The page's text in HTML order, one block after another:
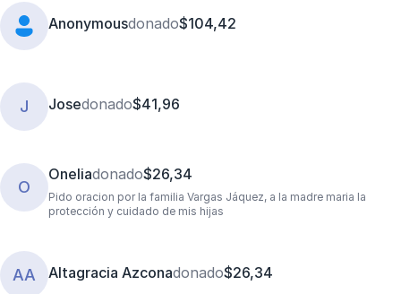
Anonymousdonado$104,42
J Josedonado$41,96
O
Oneliadonado$26,34
Pido oracion por la familia Vargas Jáquez, a la madre maria la
protección y cuidado de mis hijas
AA Altagracia Azconadonado$26,34